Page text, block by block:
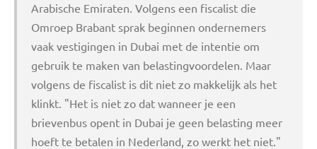
Arabische Emiraten. Volgens een fiscalist die
Omroep Brabant sprak beginnen ondernemers
vaak vestigingen in Dubai met de intentie om
gebruik te maken van belastingvoordelen. Maar
volgens de fiscalist is dit niet zo makkelijk als het
klinkt. "Het is niet zo dat wanneer je een
brievenbus opent in Dubai je geen belasting meer
hoeft te betalen in Nederland, zo werkt het niet."